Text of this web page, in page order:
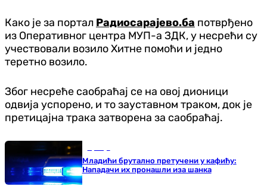
Како је за портал Радиосарајево.ба потврђено
из Оперативног центра МУП-а ЗДК, у несрећи су
учествовали возило Хитне помоћи и једно
теретно возило.
Због несреће саобраћај се на овој дионици
одвија успорено, и то зауставном траком, док је
претицајна трака затворена за саобраћај.
Младићи брутално претучени у кафићу:
Нападачи их пронашли иза шанка